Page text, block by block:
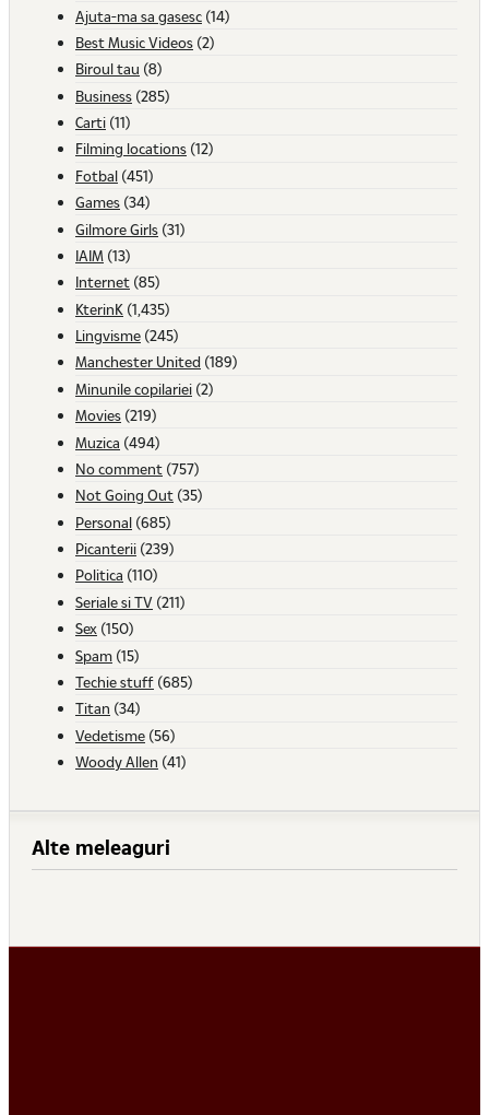
Ajuta-ma sa gasesc (14)
Best Music Videos (2)
Biroul tau (8)
Business (285)
Carti (11)
Filming locations (12)
Fotbal (451)
Games (34)
Gilmore Girls (31)
IAIM (13)
Internet (85)
KterinK (1,435)
Lingvisme (245)
Manchester United (189)
Minunile copilariei (2)
Movies (219)
Muzica (494)
No comment (757)
Not Going Out (35)
Personal (685)
Picanterii (239)
Politica (110)
Seriale si TV (211)
Sex (150)
Spam (15)
Techie stuff (685)
Titan (34)
Vedetisme (56)
Woody Allen (41)
Alte meleaguri